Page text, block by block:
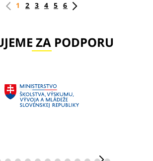
1 2 3 4 5 6
ZA PODPORU